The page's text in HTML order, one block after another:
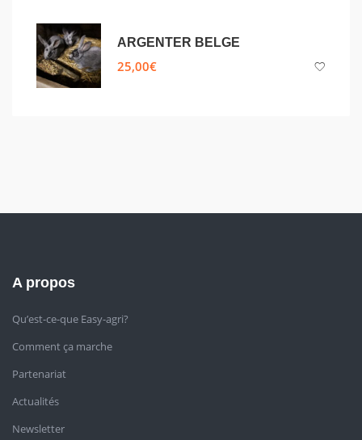
ARGENTER BELGE
25,00€
A propos
Qu’est-ce-que Easy-agri?
Comment ça marche
Partenariat
Actualités
Newsletter